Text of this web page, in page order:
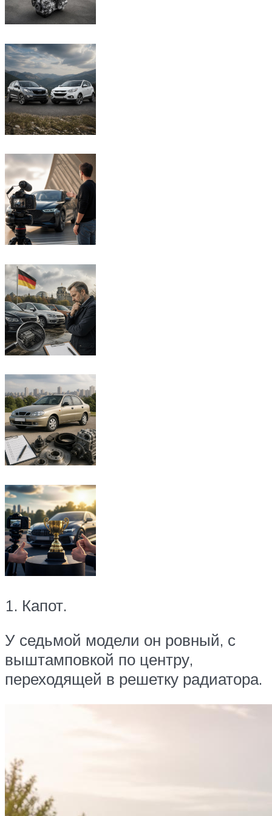
1. Капот.
У седьмой модели он ровный, с
выштамповкой по центру,
переходящей в решетку радиатора.